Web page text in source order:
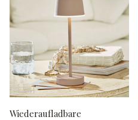
Wiederaufladbare